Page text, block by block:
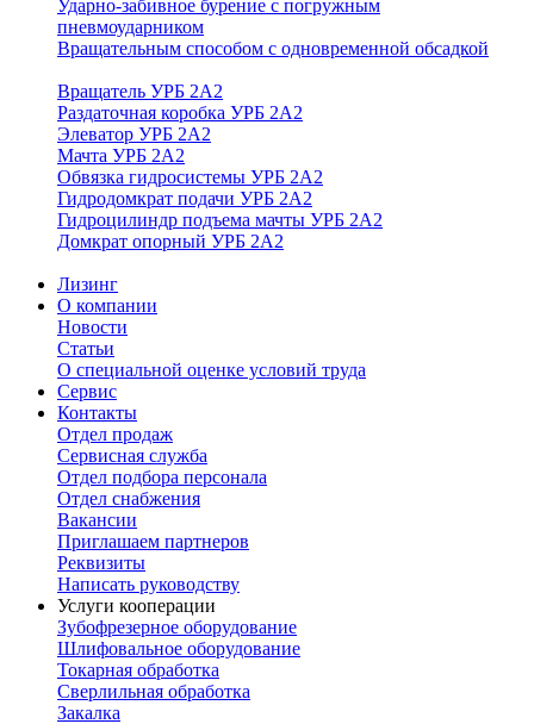
Ударно-забивное бурение с погружным
пневмоударником
Вращательным способом с одновременной обсадкой
Вращатель УРБ 2А2
Раздаточная коробка УРБ 2А2
Элеватор УРБ 2А2
Мачта УРБ 2А2
Обвязка гидросистемы УРБ 2А2
Гидродомкрат подачи УРБ 2А2
Гидроцилиндр подъема мачты УРБ 2А2
Домкрат опорный УРБ 2А2
Лизинг
О компании
Новости
Статьи
О специальной оценке условий труда
Сервис
Контакты
Отдел продаж
Сервисная служба
Отдел подбора персонала
Отдел снабжения
Вакансии
Приглашаем партнеров
Реквизиты
Написать руководству
Услуги кооперации
Зубофрезерное оборудование
Шлифовальное оборудование
Токарная обработка
Cверлильная обработка
Закалка